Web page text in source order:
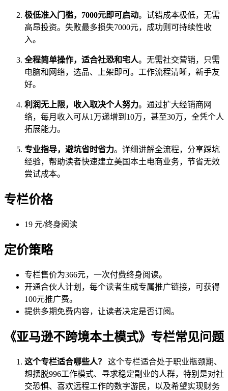
极低准入门槛，7000元即可启动。试错成本极低，无需
高昂投资。失败最多损失7000元，成功则可持续性收
入。
全程简单操作，适合社恐和宅人。无需社交营销，只需
电脑和网络，选品、上架即可。工作流程清晰，新手友
好。
利润无上限，收入取决个人努力。通过扩大经销商网
络，每月收入可从1万递增到10万，甚至30万，全凭个人
拓展能力。
专业指导，避坑省时省力。详细讲解全流程，分享踩坑
经验，帮助读者快速建立美国本土电商业务，节省无效
尝试成本。
专栏价格
19 元/终身阅读
定价策略
专栏售价为366元，一次付费终身阅读。
开通合伙人计划，每个读者生成专属推广链接，可获得
100元推广费。
提供多期免费内容，让读者决定是否订阅。
《亚马逊不跨境本土模式》专栏常见问题
这个专栏适合哪些人？
这个专栏适合处于职业瓶颈期、
想摆脱996工作模式、寻求稳定副业的人群，特别是对社
交恐惧、喜欢远程工作的数字游民，以及希望实现财务